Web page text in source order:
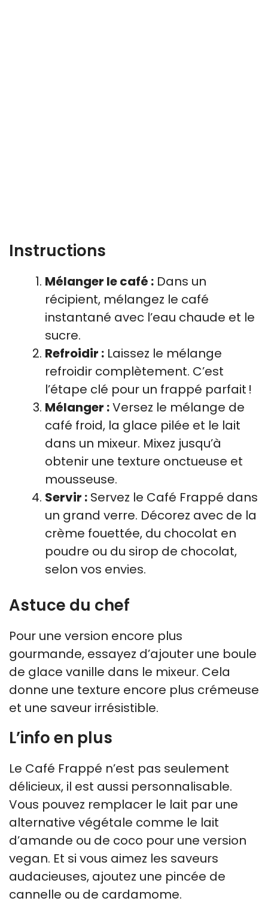
Instructions
Mélanger le café : Dans un
récipient, mélangez le café
instantané avec l’eau chaude et le
sucre.
Refroidir : Laissez le mélange
refroidir complètement. C’est
l’étape clé pour un frappé parfait !
Mélanger :Versez le mélange de
café froid, la glace pilée et le lait
dans un mixeur. Mixez jusqu’à
obtenir une texture onctueuse et
mousseuse.
Servir : Servez le Café Frappé dans
un grand verre. Décorez avec de la
crème fouettée, du chocolat en
poudre ou du sirop de chocolat,
selon vos envies.
Astuce du chef
Pour une version encore plus
gourmande, essayez d’ajouter une boule
de glace vanille dans le mixeur. Cela
donne une texture encore plus crémeuse
et une saveur irrésistible.
L’info en plus
Le Café Frappé n’est pas seulement
délicieux, il est aussi personnalisable.
Vous pouvez remplacer le lait par une
alternative végétale comme le lait
d’amande ou de coco pour une version
vegan. Et si vous aimez les saveurs
audacieuses, ajoutez une pincée de
cannelle ou de cardamome.